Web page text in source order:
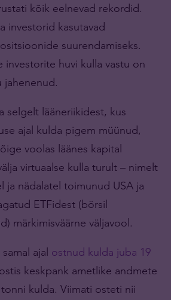
kõik eelnevad rekordid.
investorid kasutavad
suurendamiseks.
investorite huvi kulla vastu on
jahenenud.
selgelt lääneriikidest, kus
ajal kulda pigem müünud,
voolas läänes kapital
virtuaalse kulla turult – nimelt
ja nädalatel toimunud USA ja
ETFidest (börsil
märkimisväärne väljavool.
ajal ostnud kulda juba 19
keskpank ametlike andmete
kulda. Viimati osteti nii